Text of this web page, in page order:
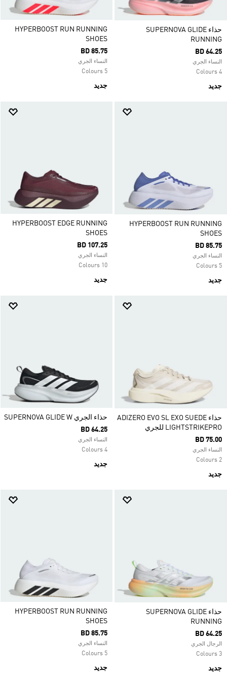
حذاء SUPERNOVA GLIDE
RUNNING
BD 64.25
النساء الجري
4 Colours
جديد
HYPERBOOST RUN RUNNING
SHOES
BD 85.75
النساء الجري
5 Colours
جديد
HYPERBOOST RUN RUNNING
SHOES
BD 85.75
النساء الجري
5 Colours
جديد
HYPERBOOST EDGE RUNNING
SHOES
BD 107.25
النساء الجري
10 Colours
جديد
حذاء ADIZERO EVO SL EXO SUEDE
LIGHTSTRIKEPRO للجري
BD 75.00
النساء الجري
2 Colours
جديد
حذاء الجري SUPERNOVA GLIDE W
BD 64.25
النساء الجري
4 Colours
جديد
حذاء SUPERNOVA GLIDE
RUNNING
BD 64.25
الرجال الجري
3 Colours
جديد
HYPERBOOST RUN RUNNING
SHOES
BD 85.75
النساء الجري
5 Colours
جديد